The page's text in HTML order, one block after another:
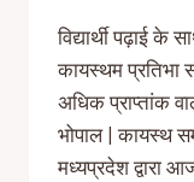
विद्यार्थी पढ़ाई
कायस्थम प्रतिभा
अधिक प्राप्तांक
भोपाल | कायस्थ
मध्यप्रदेश द्वारा